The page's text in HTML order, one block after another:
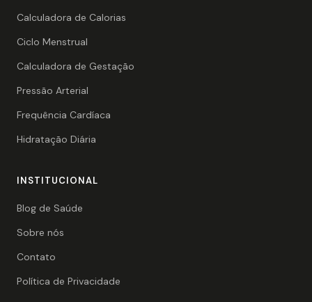
Calculadora de Calorias
Ciclo Menstrual
Calculadora de Gestação
Pressão Arterial
Frequência Cardíaca
Hidratação Diária
INSTITUCIONAL
Blog de Saúde
Sobre nós
Contato
Política de Privacidade